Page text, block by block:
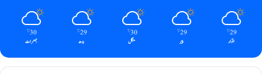
29
℃
اتوار
29
℃
پیر
30
℃
منگل
29
℃
بدھ
30
℃
جمعرات